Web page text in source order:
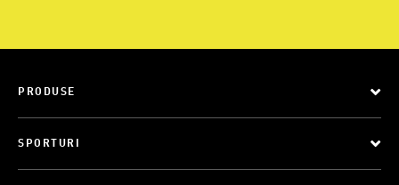
PRODUSE
SPORTURI